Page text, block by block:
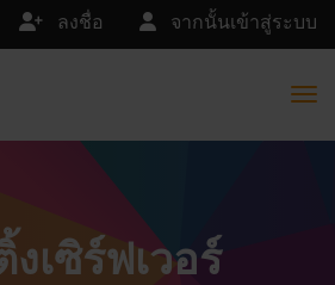
จากนั้นเข้าสู่ระบบ
ลงชื่อ
เซิร์ฟเวอร์